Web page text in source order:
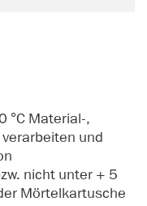
°C Material-,
und
nicht unter + 5
Mörtelkartusche